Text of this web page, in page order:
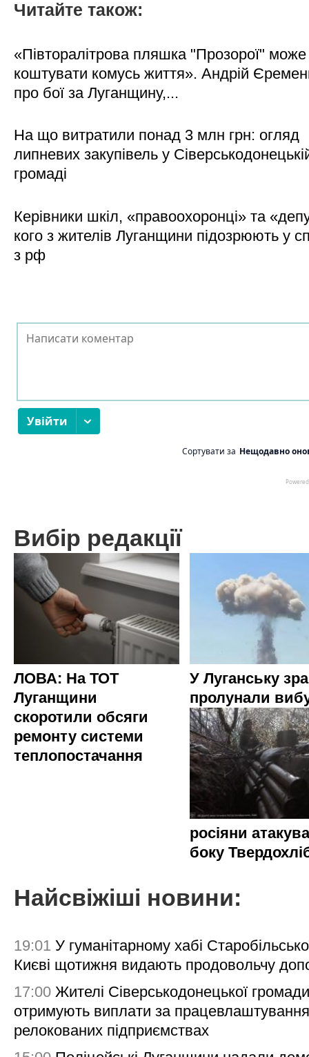
Читайте також:
«Півторалітрова пляшка "Прозорої" може
коштувати комусь життя». Андрій
про бої за Луганщину,...
На що витратили понад 3 млн грн: огляд
липневих закупівель у
громаді
Керівники шкіл, «правоохоронці» та
кого з жителів Луганщини підозрюють у
з рф
Вибір редакції
ЛОВА: На ТОТ
Луганщини
скоротили обсяги
ремонту системи
теплопостачання
У Луганську
пролунали
росіяни
боку
Найсвіжіші новини:
19:01 У гуманітарному хабі
Києві щотижня видають продовольчу
17:00 Жителі Сіверськодонецької
отримують виплати за
релокованих підприємствах